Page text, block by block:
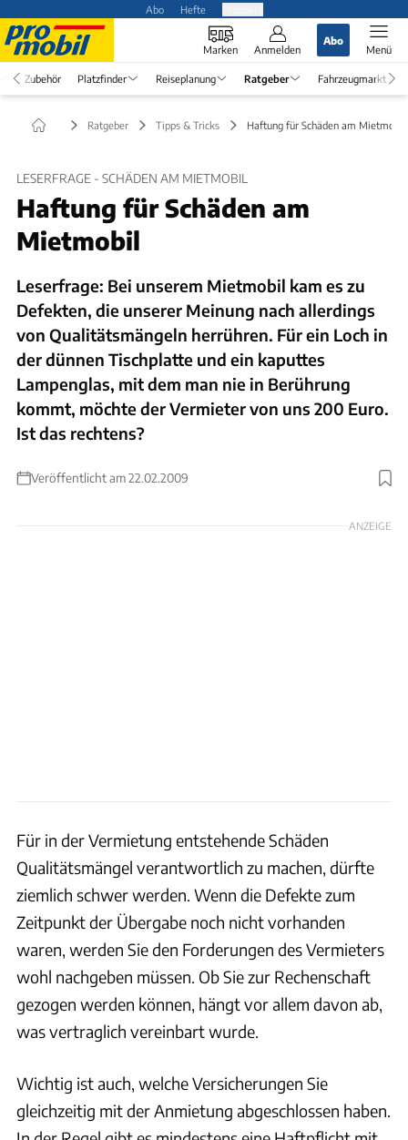
Abo Hefte
Marken Anmelden
Abo
Menü
Zubehör Platzfinder Reiseplanung Ratgeber Fahrzeugmarkt
Ratgeber Tipps & Tricks Haftung für Schäden am Mietmobil
LESERFRAGE - SCHÄDEN AM MIETMOBIL
Haftung für Schäden am
Mietmobil
Leserfrage: Bei unserem Mietmobil kam es zu
Defekten, die unserer Meinung nach allerdings
von Qualitätsmängeln her­rühren. Für ein Loch in
der dünnen Tischplatte und ein kaputtes
Lampenglas, mit dem man nie in Berührung
kommt, möchte der Vermieter von uns 200 Euro.
Ist das rechtens?
Veröffentlicht am 22.02.2009
ANZEIGE
Für in der Vermietung entstehende Schäden
Qualitätsmängel verantwortlich zu machen, dürfte
ziemlich schwer werden. Wenn die Defekte zum
Zeitpunkt der Übergabe noch nicht vorhanden
waren, werden Sie den Forderungen des Vermieters
wohl nachgeben müssen. Ob Sie zur Rechenschaft
gezogen werden können, hängt vor allem davon ab,
was vertraglich vereinbart wurde.
Wichtig ist auch, welche Versicherungen Sie
gleichzeitig mit der Anmietung abgeschlossen haben.